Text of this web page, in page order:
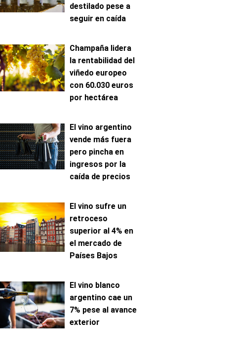
destilado pese a
seguir en caída
Champaña lidera
la rentabilidad del
viñedo europeo
con 60.030 euros
por hectárea
El vino argentino
vende más fuera
pero pincha en
ingresos por la
caída de precios
El vino sufre un
retroceso
superior al 4% en
el mercado de
Países Bajos
El vino blanco
argentino cae un
7% pese al avance
exterior